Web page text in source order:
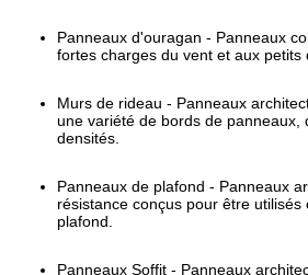
Panneaux d'ouragan - Panneaux
fortes charges du vent et aux petits
Murs de rideau - Panneaux
une variété de bords de panneaux,
densités.
Panneaux de plafond - Panneaux
résistance conçus pour être
plafond.
Panneaux Soffit - Panneaux